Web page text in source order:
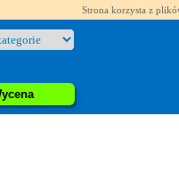
Strona korzysta z